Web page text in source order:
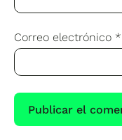
Correo electrónico *